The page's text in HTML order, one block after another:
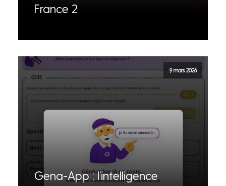
France 2
9 mars 2026
Gena-App : l’intelligence